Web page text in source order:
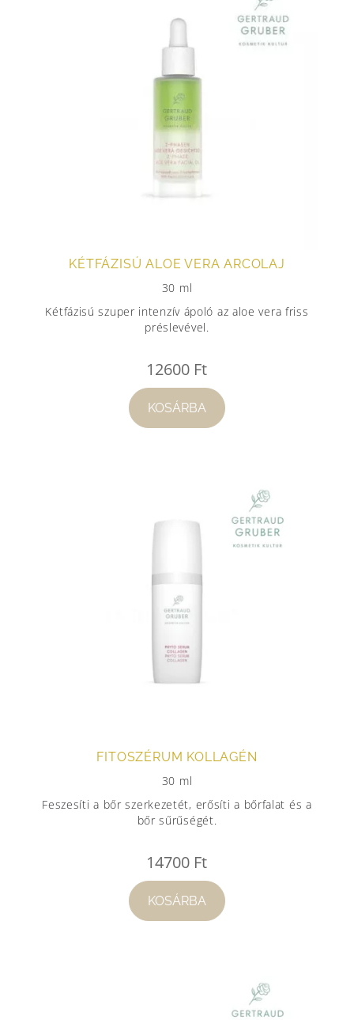
KÉTFÁZISÚ ALOE VERA ARCOLAJ
30 ml
Kétfázisú szuper intenzív ápoló az aloe vera friss
préslevével.
12600 Ft
KOSÁRBA
FITOSZÉRUM KOLLAGÉN
30 ml
Feszesíti a bőr szerkezetét, erősíti a bőrfalat és a
bőr sűrűségét.
14700 Ft
KOSÁRBA